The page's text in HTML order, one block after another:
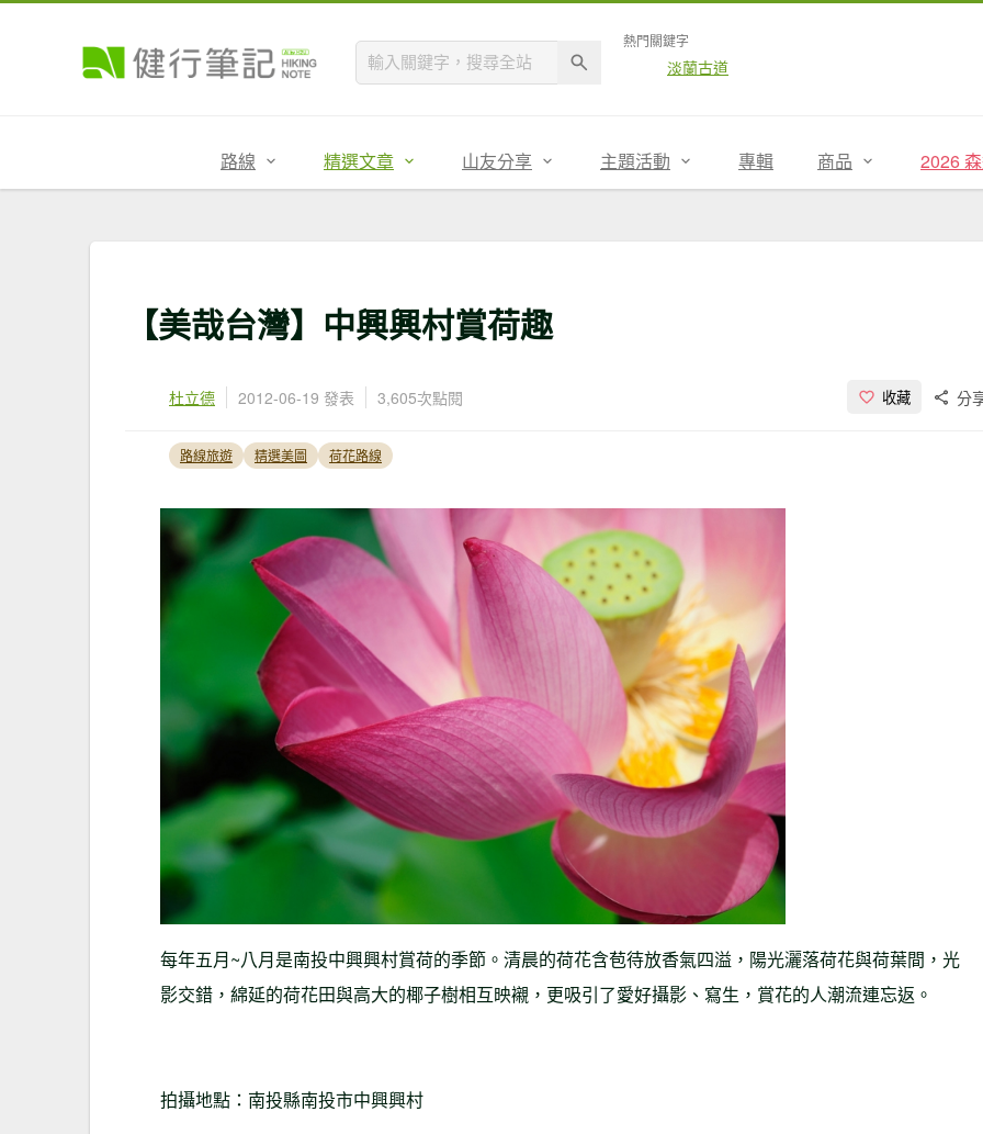
熱門關鍵字
淡蘭古道
路線 精選文章 山友分享 主題活動 專輯 商品 2026
【美哉台灣】中興興村賞荷趣
杜立德 2012-06-19 發表 3,605次點閱 收藏 分
路線旅遊 精選美圖 荷花路線
每年五月~八月是南投中興興村賞荷的季節。清晨的荷花含苞待放香氣四溢，陽光灑落荷花與荷葉間，光
影交錯，綿延的荷花田與高大的椰子樹相互映襯，更吸引了愛好攝影、寫生，賞花的人潮流連忘返。
拍攝地點：南投縣南投市中興興村